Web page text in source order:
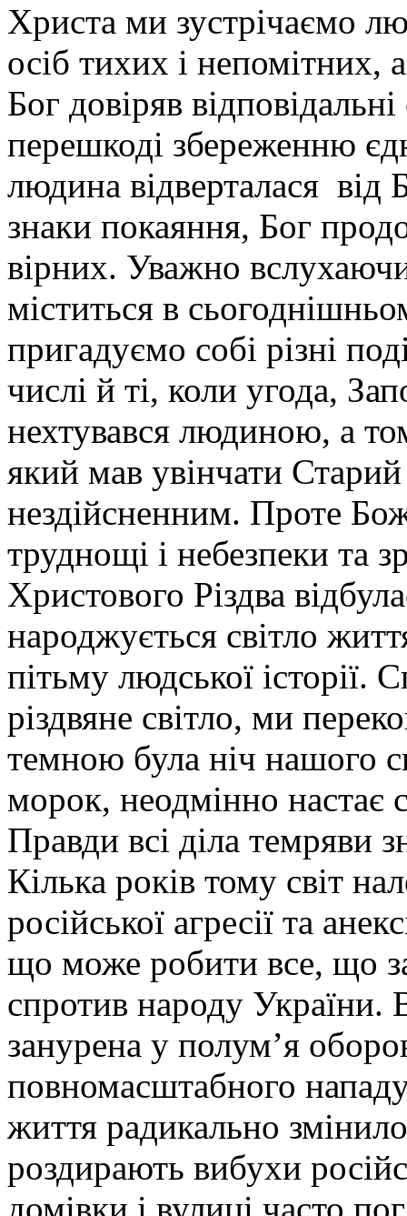
Христа ми зустрічаємо
осіб тихих і
Бог довіряв
перешкоді збереженню
людина відверталася
знаки покаяння, Бог
вірних. Уважно
міститься в
пригадуємо собі різні
числі й ті, коли угода,
нехтувався людиною, а
який мав увінчати Старий
нездійсненним. Проте
труднощі і небезпеки та
Христового Різдва
народжується світло
пітьму людської історії.
різдвяне світло, ми
темною була ніч нашого
морок, неодмінно настає
Правди всі діла темряви
Кілька років тому світ
російської агресії та
що може робити все, що
спротив народу України.
занурена у полум’я
повномасштабного
життя радикально
роздирають вибухи
домівки і вулиці часто